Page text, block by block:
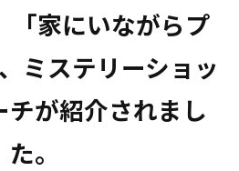
「家にいながらプ
ミステリーショッ
チが紹介されまし
た。